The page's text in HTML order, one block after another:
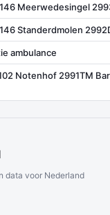
Meerwedesingel
Standerdmolen
ambulance
Notenhof 2991TM
data voor Nederland